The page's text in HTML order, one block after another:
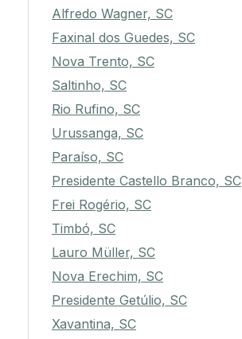
Alfredo Wagner, SC
Faxinal dos Guedes, SC
Nova Trento, SC
Saltinho, SC
Rio Rufino, SC
Urussanga, SC
Paraíso, SC
Presidente Castello Branco, SC
Frei Rogério, SC
Timbó, SC
Lauro Müller, SC
Nova Erechim, SC
Presidente Getúlio, SC
Xavantina, SC